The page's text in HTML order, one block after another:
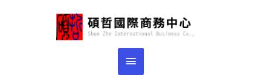
主
要
選